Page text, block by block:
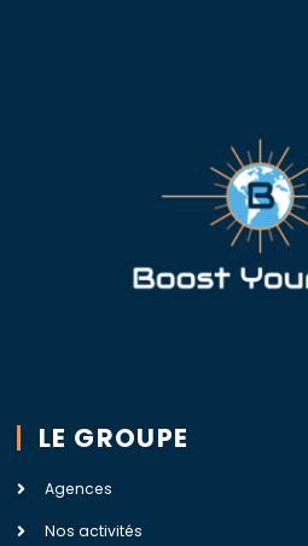
LE GROUPE
Agences
Nos activités